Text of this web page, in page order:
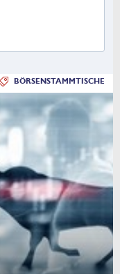
BÖRSENSTAMMTISCHE